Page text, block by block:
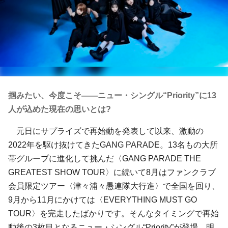
掴みたい、今度こそ――ニュー・シングル“Priority”に13
人が込めた現在の思いとは?
元日にサプライズで再始動を発表して以来、激動の
2022年を駆け抜けてきたGANG PARADE。13名もの大所
帯グループに進化して挑んだ〈GANG PARADE THE
GREATEST SHOW TOUR〉に続いて8月はファンクラブ
会員限定ツアー〈津々浦々愚連隊大行進〉で全国を回り、
9月から11月にかけては〈EVERYTHING MUST GO
TOUR〉を完走したばかりです。そんなタイミングで再始